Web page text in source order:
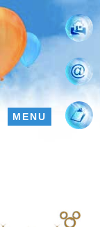
MENU